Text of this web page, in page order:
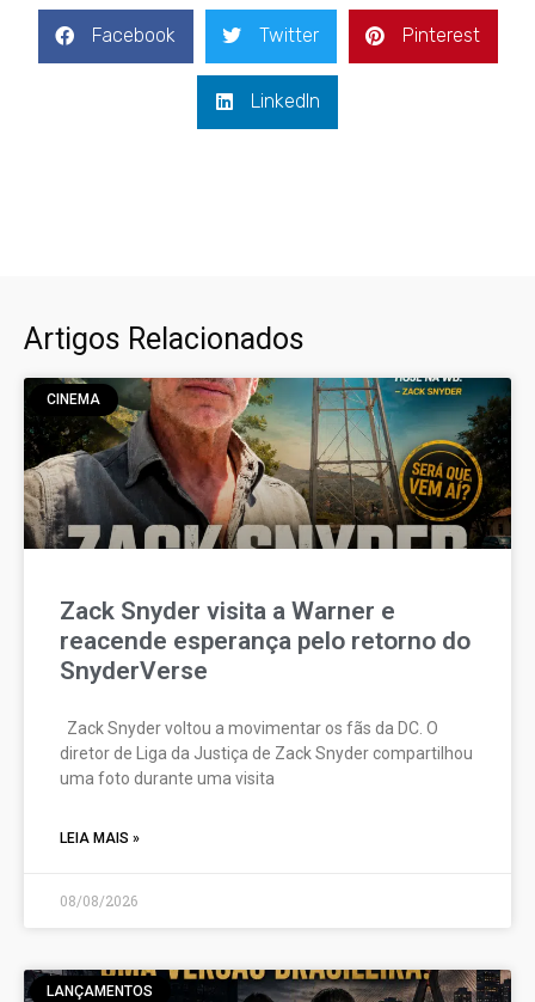
Facebook Twitter Pinterest
LinkedIn
Artigos Relacionados
CINEMA
Zack Snyder visita a Warner e
reacende esperança pelo retorno do
SnyderVerse
Zack Snyder voltou a movimentar os fãs da DC. O
diretor de Liga da Justiça de Zack Snyder compartilhou
uma foto durante uma visita
LEIA MAIS »
08/08/2026
LANÇAMENTOS